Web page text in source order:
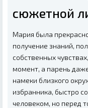
сюжетной
Мария была
получение знаний,
собственных
момент, а парень
намеки близкого
избранника, быстро
человеком, но перед